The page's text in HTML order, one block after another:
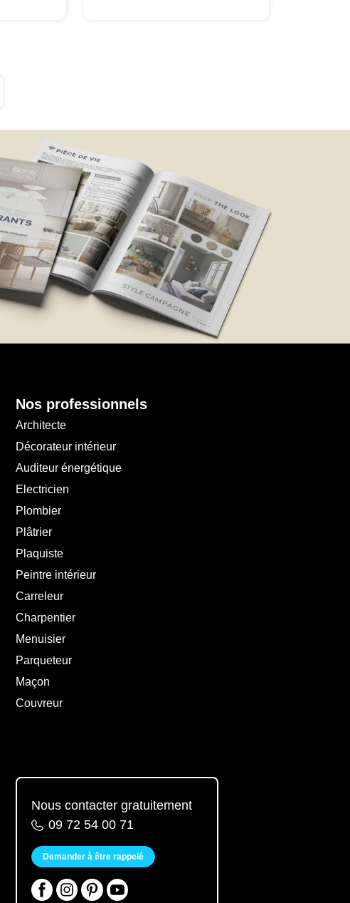
Nos professionnels
Architecte
Décorateur intérieur
Auditeur énergétique
Electricien
Plombier
Plâtrier
Plaquiste
Peintre intérieur
Carreleur
Charpentier
Menuisier
Parqueteur
Maçon
Couvreur
Nous contacter gratuitement
09 72 54 00 71
Demander à être rappelé